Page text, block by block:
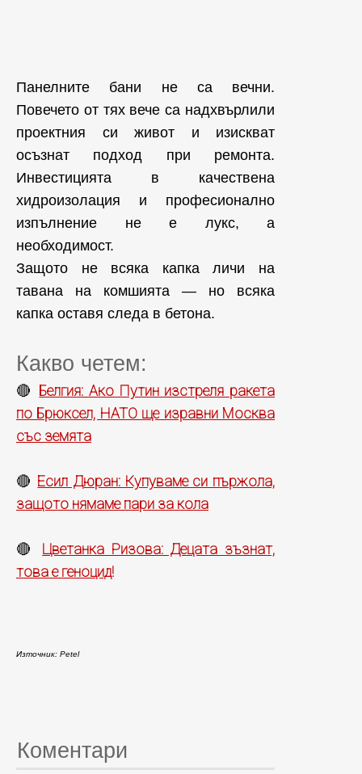
Панелните бани не са вечни.
Повечето от тях вече са надхвърлили
проектния си живот и изискват
осъзнат подход при ремонта.
Инвестицията в качествена
хидроизолация и професионално
изпълнение не е лукс, а
необходимост.
Защото не всяка капка личи на
тавана на комшията — но всяка
капка оставя следа в бетона.
Какво четем:
🔴 Белгия: Ако Путин изстреля ракета
по Брюксел, НАТО ще изравни Москва
със земята
🔴 Есил Дюран: Купуваме си пържола,
защото нямаме пари за кола
🔴 Цветанка Ризова: Децата зъзнат,
това е геноцид!
Източник: Petel
Коментари